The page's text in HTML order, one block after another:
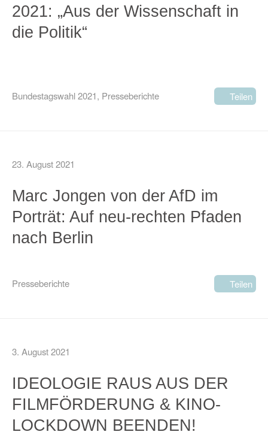
2021: „Aus der Wissenschaft in
die Politik“
Bundestagswahl 2021, Presseberichte Teilen
23. August 2021
Marc Jongen von der AfD im
Porträt: Auf neu-rechten Pfaden
nach Berlin
Presseberichte Teilen
3. August 2021
IDEOLOGIE RAUS AUS DER
FILMFÖRDERUNG & KINO-
LOCKDOWN BEENDEN!